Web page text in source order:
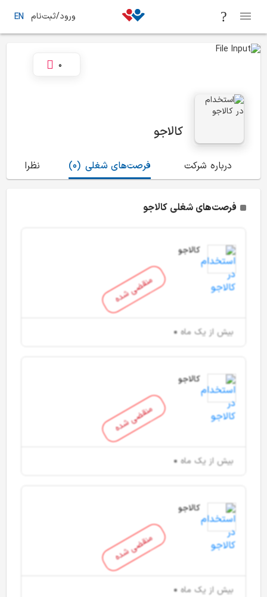
ورود/ثبت‌نام EN
کالاجو
0
درباره شرکت (0) فرصت‌های شغلی نظرات
فرصت‌های شغلی کالاجو
منقضی شده
کالاجو
بیش از یک ماه
منقضی شده
کالاجو
بیش از یک ماه
منقضی شده
کالاجو
بیش از یک ماه